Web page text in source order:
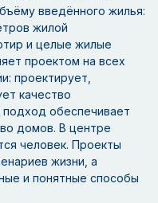
введённого жилья:
жилой
и целые жилые
проектом на всех
проектирует,
качество
обеспечивает
домов. В центре
человек. Проекты
жизни, а
и понятные способы